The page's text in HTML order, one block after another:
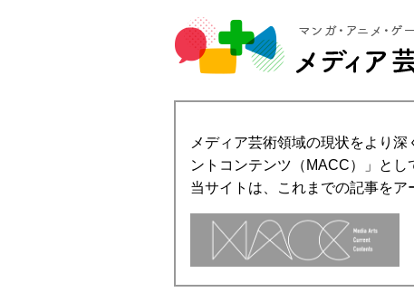
メディア芸術領域の現状をより
ントコンテンツ（MACC）」と
当サイトは、これまでの記事をア